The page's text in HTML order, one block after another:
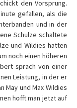
den Vorsprung.
gefallen, als die
und in der
Schulze schaltete
und Wildies hatten
noch einen höheren
sprach von einer
Leistung, in der er
May und Max Wildies
hofft man jetzt auf